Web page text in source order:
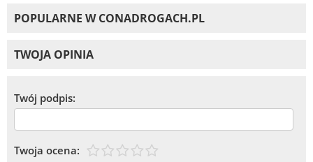
POPULARNE W CONADROGACH.PL
TWOJA OPINIA
Twój podpis:
Twoja ocena: